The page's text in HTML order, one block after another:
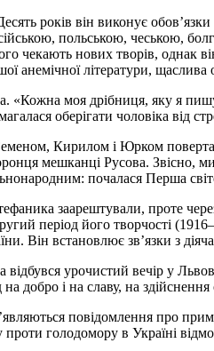
років він виконує
польською, чеською,
чекають нових творів,
анемічної літератури,
моя дрібниця, яку я
оберігати чоловіка від
Кирилом і Юрком
мешканці Русова. Звісно,
почалася Перша
заарештували, проте
період його творчості (1916
Він встановлює зв’язки з
урочистий вечір у
добро і на славу, на здійснення
повідомлення про
голодомору в Україні